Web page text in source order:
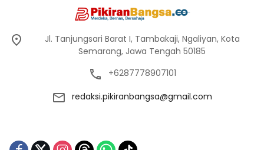
Jl. Tanjungsari Barat I, Tambakaji, Ngaliyan, Kota
Semarang, Jawa Tengah 50185
+6287778907101
redaksi.pikiranbangsa@gmail.com